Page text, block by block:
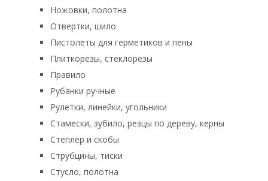
Ножовки, полотна
Отвертки, шило
Пистолеты для герметиков и пены
Плиткорезы, стеклорезы
Правило
Рубанки ручные
Рулетки, линейки, угольники
Стамески, зубило, резцы по дереву, керны
Степлер и скобы
Струбцины, тиски
Стусло, полотна